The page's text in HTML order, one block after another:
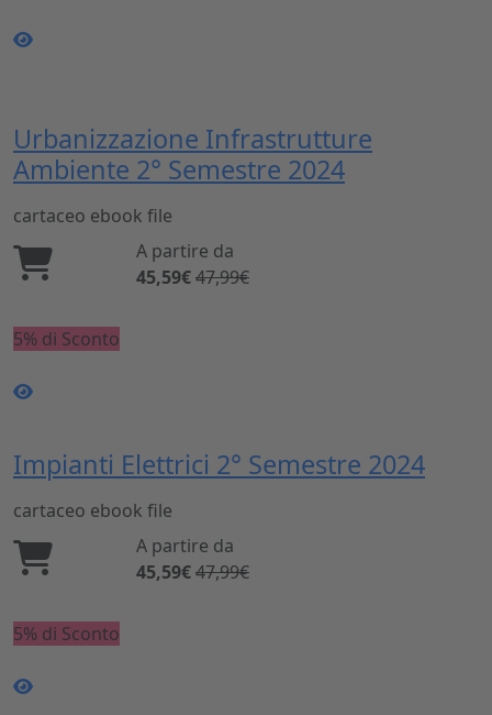
Urbanizzazione Infrastrutture
Ambiente 2° Semestre 2024
cartaceo ebook file
A partire da
45,59€47,99€
5% di Sconto
Impianti Elettrici 2° Semestre 2024
cartaceo ebook file
A partire da
45,59€47,99€
5% di Sconto